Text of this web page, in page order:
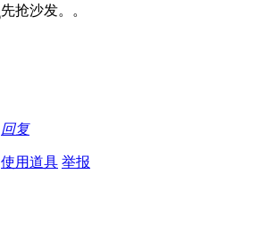
先抢沙发。。
回复
使用道具 举报